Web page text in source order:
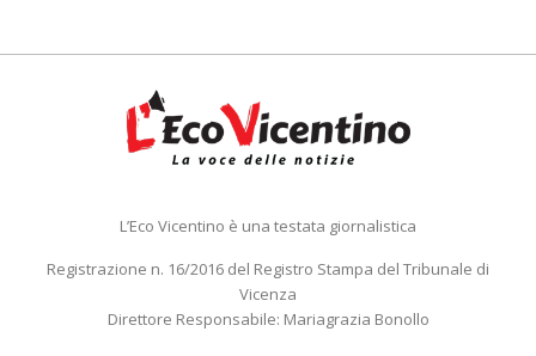
L’Eco Vicentino è una testata giornalistica
Registrazione n. 16/2016 del Registro Stampa del Tribunale di
Vicenza
Direttore Responsabile: Mariagrazia Bonollo